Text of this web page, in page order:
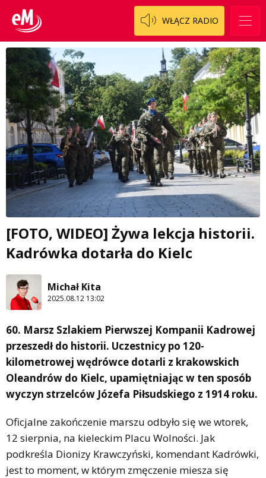
WŁĄCZ RADIO
[FOTO, WIDEO] Żywa lekcja historii.
Kadrówka dotarła do Kielc
Michał Kita
2025.08.12 13:02
60. Marsz Szlakiem Pierwszej Kompanii Kadrowej
przeszedł do historii. Uczestnicy po 120-
kilometrowej wędrówce dotarli z krakowskich
Oleandrów do Kielc, upamiętniając w ten sposób
wyczyn strzelców Józefa Piłsudskiego z 1914 roku.
Oficjalne zakończenie marszu odbyło się we wtorek,
12 sierpnia, na kieleckim Placu Wolności. Jak
podkreśla Dionizy Krawczyński, komendant Kadrówki,
jest to moment, w którym zmęczenie miesza się